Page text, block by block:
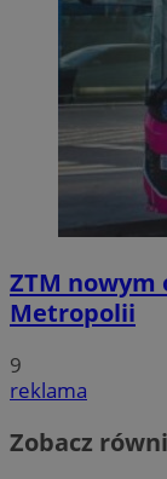
ZTM
Metropolii
9
reklama
Zobacz